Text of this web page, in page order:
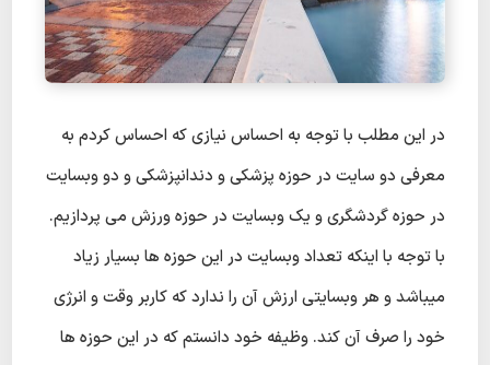
در این مطلب با توجه به احساس نیازی که احساس کردم به
معرفی دو سایت در حوزه پزشکی و دندانپزشکی و دو وبسایت
در حوزه گردشگری و یک وبسایت در حوزه ورزش می پردازیم.
با توجه با اینکه تعداد وبسایت در این حوزه ها بسیار زیاد
میباشد و هر وبسایتی ارزش آن را ندارد که کاربر وقت و انرژی
خود را صرف آن کند. وظیفه خود دانستم که در این حوزه ها